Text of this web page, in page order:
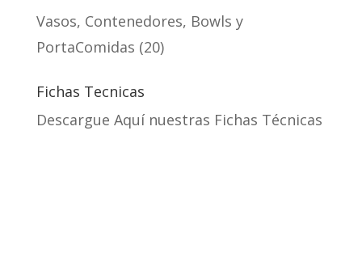
Vasos, Contenedores, Bowls y
PortaComidas 20
Fichas Tecnicas
Descargue Aquí nuestras Fichas Técnicas